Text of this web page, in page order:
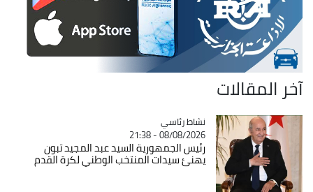
آخر المقالات
Catégorie
نشاط رئاسي
08/08/2026 - 21:38
رئيس الجمهورية السيد عبد المجيد تبون
يهنئ سيدات المنتخب الوطني لكرة القدم